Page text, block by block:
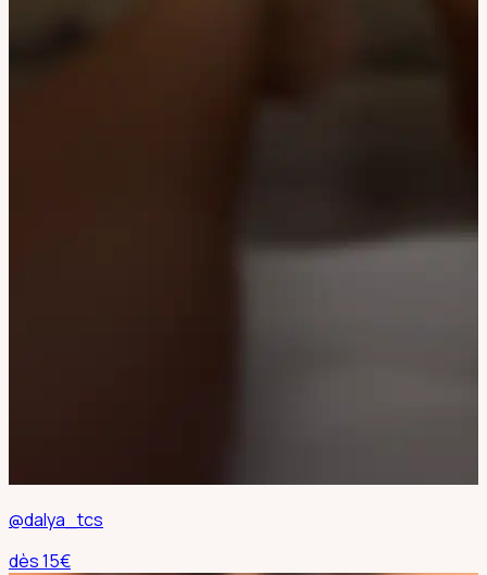
@dalya_tcs
dès15€